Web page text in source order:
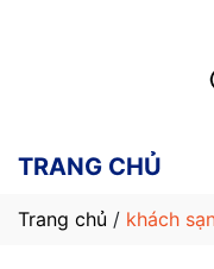
TRANG CHỦ
Trang chủ / khách